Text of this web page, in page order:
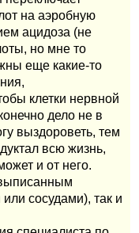
на аэробную
ацидоза (не
но мне то
еще какие-то
клетки нервной
дело не в
выздороветь, тем
всю жизнь,
и от него.
сосудами), так и